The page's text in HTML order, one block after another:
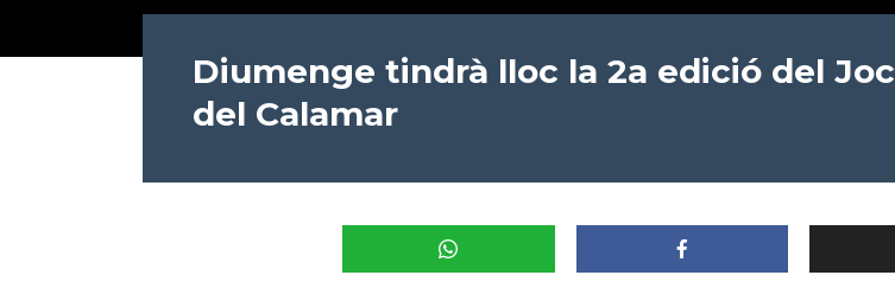
Diumenge tindrà lloc la 2a edició del Joc
del Calamar